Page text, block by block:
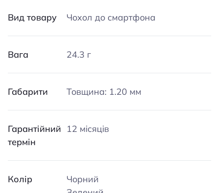
Вид товару Чохол до смартфона
Вага 24.3 г
Габарити Товщина: 1.20 мм
Гарантійний
термін
12 місяців
Колір
Чорний